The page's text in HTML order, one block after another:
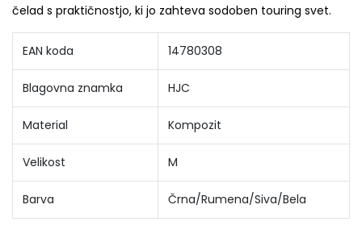
čelad s praktičnostjo, ki jo zahteva sodoben touring svet.
EAN koda 14780308
Blagovna znamka HJC
Material Kompozit
Velikost M
Barva Črna/Rumena/Siva/Bela